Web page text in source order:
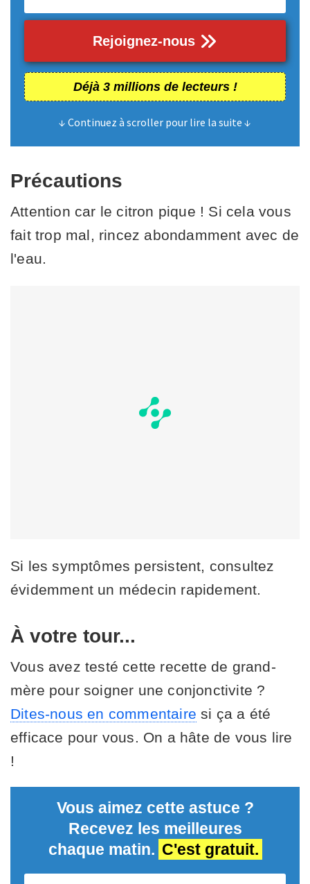
Rejoignez-nous
Déjà 3 millions de lecteurs !
↓ Continuez à scroller pour lire la suite ↓
Précautions
Attention car le citron pique ! Si cela vous
fait trop mal, rincez abondamment avec de
l'eau.
Si les symptômes persistent, consultez
évidemment un médecin rapidement.
À votre tour...
Vous avez testé cette recette de grand-
mère pour soigner une conjonctivite ?
Dites-nous en commentaire si ça a été
efficace pour vous. On a hâte de vous lire
!
Vous aimez cette astuce ?
Recevez les meilleures
chaque matin. C'est gratuit.